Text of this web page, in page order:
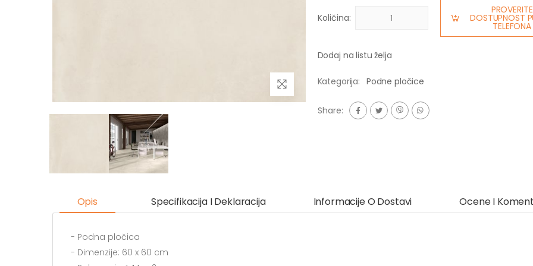
Količina:
PROVERITE
DOSTUPNOST
TELEFONA
Dodaj na listu želja
Kategorija: Podne pločice
Share:
Opis Specifikacija I Deklaracija Informacije O Dostavi Ocene I
- Podna pločica
- Dimenzije: 60 x 60 cm